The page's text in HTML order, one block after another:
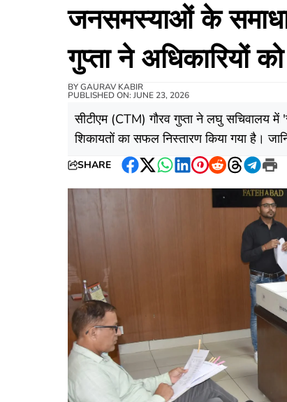
जनसमस्याओं के
गुप्ता ने अधिकारियों
BYGAURAV KABIR
PUBLISHED ON: JUNE 23, 2026
सीटीएम (CTM) गौरव गुप्ता ने लघु सचिवालय
शिकायतों का सफल निस्तारण किया गया है।
SHARE
Facebook
Twitter
WhatsApp
LinkedIn
Pinterest
RedditThreadsPrint